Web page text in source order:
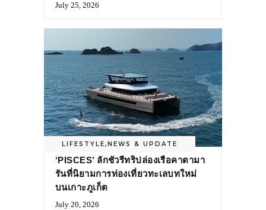
July 25, 2026
LIFESTYLE, NEWS & UPDATE
‘PISCES’ ลักชัวรีทริปล่องเรือคาตามา
รันที่นิยามการท่องเที่ยวทะเลบทใหม่
บนเกาะภูเก็ต
July 20, 2026